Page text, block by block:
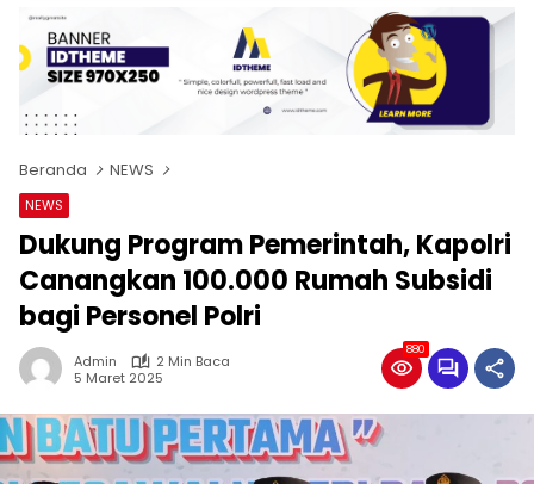
Beranda NEWS
NEWS
Dukung Program Pemerintah, Kapolri
Canangkan 100.000 Rumah Subsidi
bagi Personel Polri
Admin
2 Min Baca
5 Maret 2025
880